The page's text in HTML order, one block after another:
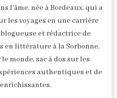
l'âme, née à Bordeaux, qui a
les voyages en une carrière
et rédactrice de
en littérature à la Sorbonne,
monde, sac à dos sur les
authentiques et de